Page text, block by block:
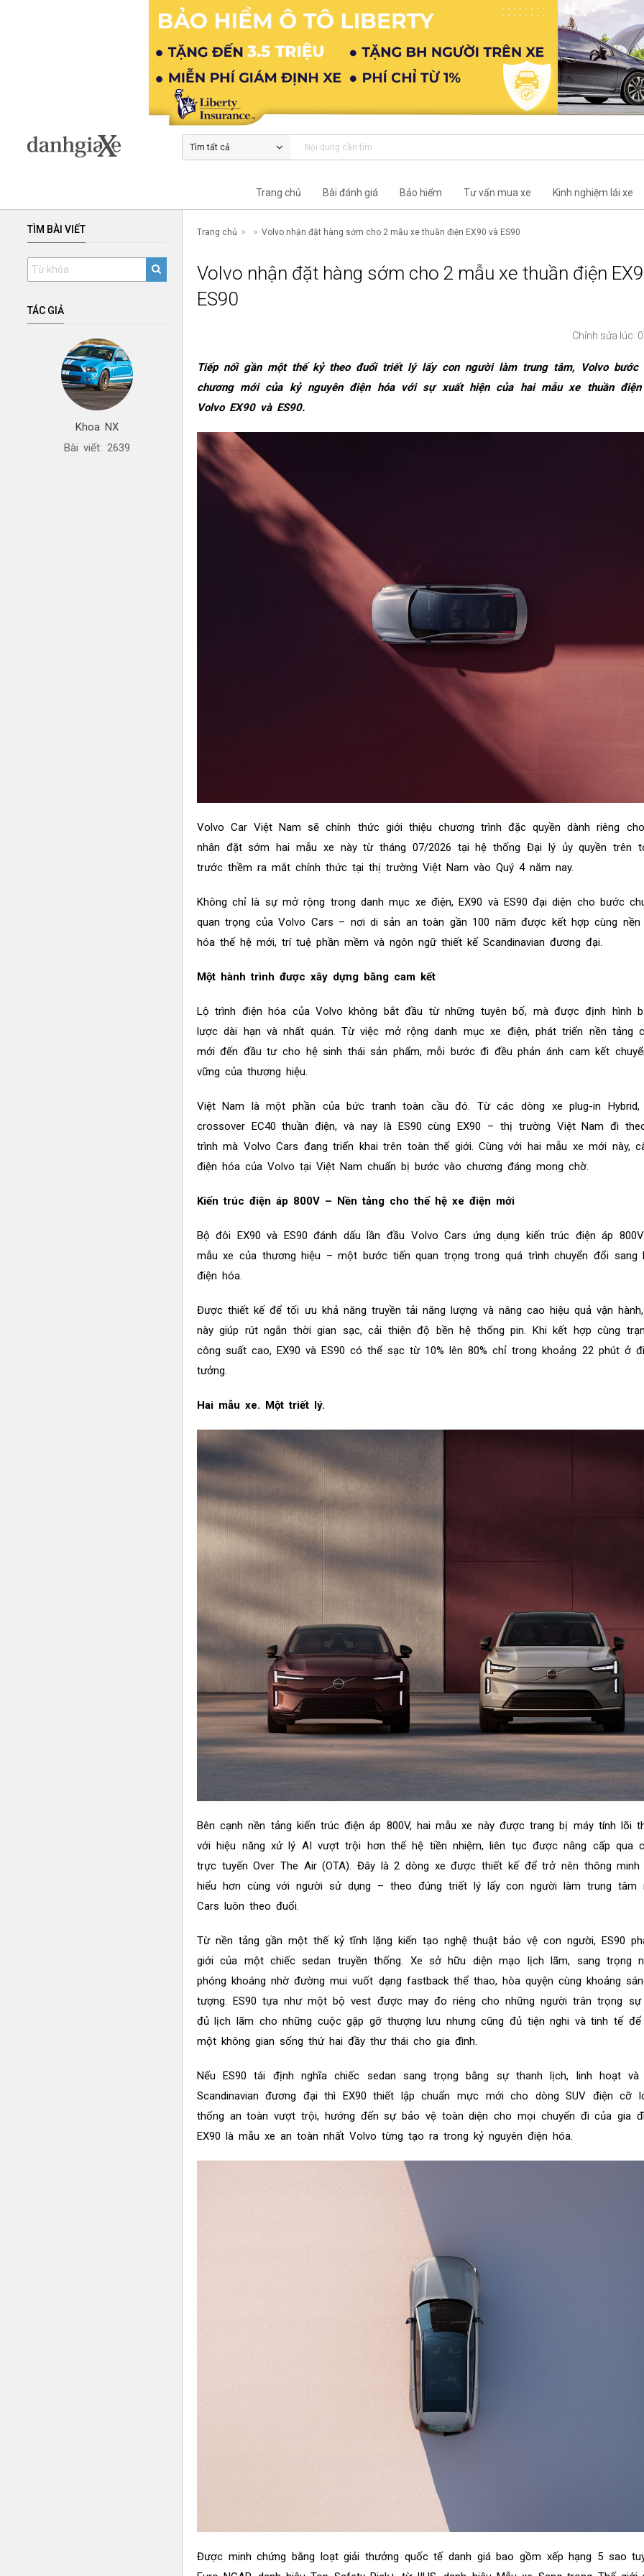
Tìm tất cả
Trang chủ Bài đánh giá Bảo hiểm Tư vấn mua xe Kinh nghiệm lái xe
TÌM BÀI VIẾT
TÁC GIẢ
Khoa NX
Bài viết: 2639
Trang chủ Volvo nhận đặt hàng sớm cho 2 mẫu xe thuần điện EX90 và ES90
Volvo nhận đặt hàng sớm cho 2 mẫu xe thuần điện
ES90
Chỉnh sửa lúc:
Tiếp nối gần một thế kỷ theo đuổi triết lý lấy con người làm trung tâm, Volvo bước
chương mới của kỷ nguyên điện hóa với sự xuất hiện của hai mẫu xe thuần
Volvo EX90 và ES90.
Volvo Car Việt Nam sẽ chính thức giới thiệu chương trình đặc quyền dành riêng
nhân đặt sớm hai mẫu xe này từ tháng 07/2026 tại hệ thống Đại lý ủy quyền trên
trước thềm ra mắt chính thức tại thị trường Việt Nam vào Quý 4 năm nay.
Không chỉ là sự mở rộng trong danh mục xe điện, EX90 và ES90 đại diện cho bước
quan trọng của Volvo Cars – nơi di sản an toàn gần 100 năm được kết hợp cùng nền
hóa thế hệ mới, trí tuệ phần mềm và ngôn ngữ thiết kế Scandinavian đương đại.
Một hành trình được xây dựng bằng cam kết
Lộ trình điện hóa của Volvo không bắt đầu từ những tuyên bố, mà được định hình
lược dài hạn và nhất quán. Từ việc mở rộng danh mục xe điện, phát triển nền tảng
mới đến đầu tư cho hệ sinh thái sản phẩm, mỗi bước đi đều phản ánh cam kết
vững của thương hiệu.
Việt Nam là một phần của bức tranh toàn cầu đó. Từ các dòng xe plug-in Hybrid,
crossover EC40 thuần điện, và nay là ES90 cùng EX90 – thị trường Việt Nam đi
trình mà Volvo Cars đang triển khai trên toàn thế giới. Cùng với hai mẫu xe mới này,
điện hóa của Volvo tại Việt Nam chuẩn bị bước vào chương đáng mong chờ.
Kiến trúc điện áp 800V – Nền tảng cho thế hệ xe điện mới
Bộ đôi EX90 và ES90 đánh dấu lần đầu Volvo Cars ứng dụng kiến trúc điện áp
mẫu xe của thương hiệu – một bước tiến quan trọng trong quá trình chuyển đổi sang
điện hóa.
Được thiết kế để tối ưu khả năng truyền tải năng lượng và nâng cao hiệu quả vận
này giúp rút ngắn thời gian sạc, cải thiện độ bền hệ thống pin. Khi kết hợp cùng
công suất cao, EX90 và ES90 có thể sạc từ 10% lên 80% chỉ trong khoảng 22 phút ở
tưởng.
Hai mẫu xe. Một triết lý.
Bên cạnh nền tảng kiến trúc điện áp 800V, hai mẫu xe này được trang bị máy tính lõi
với hiệu năng xử lý AI vượt trội hơn thế hệ tiền nhiệm, liên tục được nâng cấp qua
trực tuyến Over The Air (OTA). Đây là 2 dòng xe được thiết kế để trở nên thông minh
hiểu hơn cùng với người sử dụng – theo đúng triết lý lấy con người làm trung tâm
Cars luôn theo đuổi.
Từ nền tảng gần một thế kỷ tĩnh lặng kiến tạo nghệ thuật bảo vệ con người, ES90
giới của một chiếc sedan truyền thống. Xe sở hữu diện mạo lịch lãm, sang trọng
phóng khoáng nhờ đường mui vuốt dạng fastback thể thao, hòa quyện cùng khoảng
tượng. ES90 tựa như một bộ vest được may đo riêng cho những người trân trọng sự
đủ lịch lãm cho những cuộc gặp gỡ thượng lưu nhưng cũng đủ tiện nghi và tinh tế để
một không gian sống thứ hai đầy thư thái cho gia đình.
Nếu ES90 tái định nghĩa chiếc sedan sang trọng bằng sự thanh lịch, linh hoạt và
Scandinavian đương đại thì EX90 thiết lập chuẩn mực mới cho dòng SUV điện cỡ
thống an toàn vượt trội, hướng đến sự bảo vệ toàn diện cho mọi chuyến đi của gia
EX90 là mẫu xe an toàn nhất Volvo từng tạo ra trong kỷ nguyên điện hóa.
Được minh chứng bằng loạt giải thưởng quốc tế danh giá bao gồm xếp hạng 5 sao